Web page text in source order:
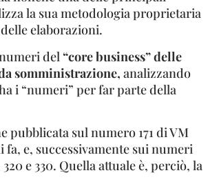
la sua metodologia proprietaria
elaborazioni.
del “core business” delle
somministrazione, analizzando
i “numeri” per far parte della
pubblicata sul numero 171 di VM
fa, e, successivamente sui numeri
320 e 330. Quella attuale è, perciò, la